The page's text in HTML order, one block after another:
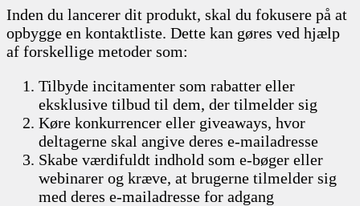
Inden du lancerer dit produkt, skal du fokusere på at
opbygge en kontaktliste. Dette kan gøres ved hjælp
af forskellige metoder som:
Tilbyde incitamenter som rabatter eller
eksklusive tilbud til dem, der tilmelder sig
Køre konkurrencer eller giveaways, hvor
deltagerne skal angive deres e-mailadresse
Skabe værdifuldt indhold som e-bøger eller
webinarer og kræve, at brugerne tilmelder sig
med deres e-mailadresse for adgang